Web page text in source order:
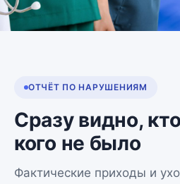
— приёмы не срываются, а
часы.
Попробовать 14 дней
ОТЧЁТ ПО НАРУШЕНИЯМ
Сразу видно,
кого не было
Фактические приходы и